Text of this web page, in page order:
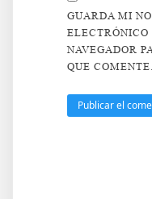
GUARDA MI
ELECTRÓNICO
NAVEGADOR
QUE COMENTE.